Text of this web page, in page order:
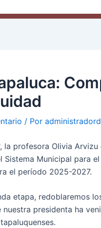
/ Por
la profesora Olivia
Sistema Municipal para
el período 2025-2027.
etapa, redoblaremos
presidenta ha